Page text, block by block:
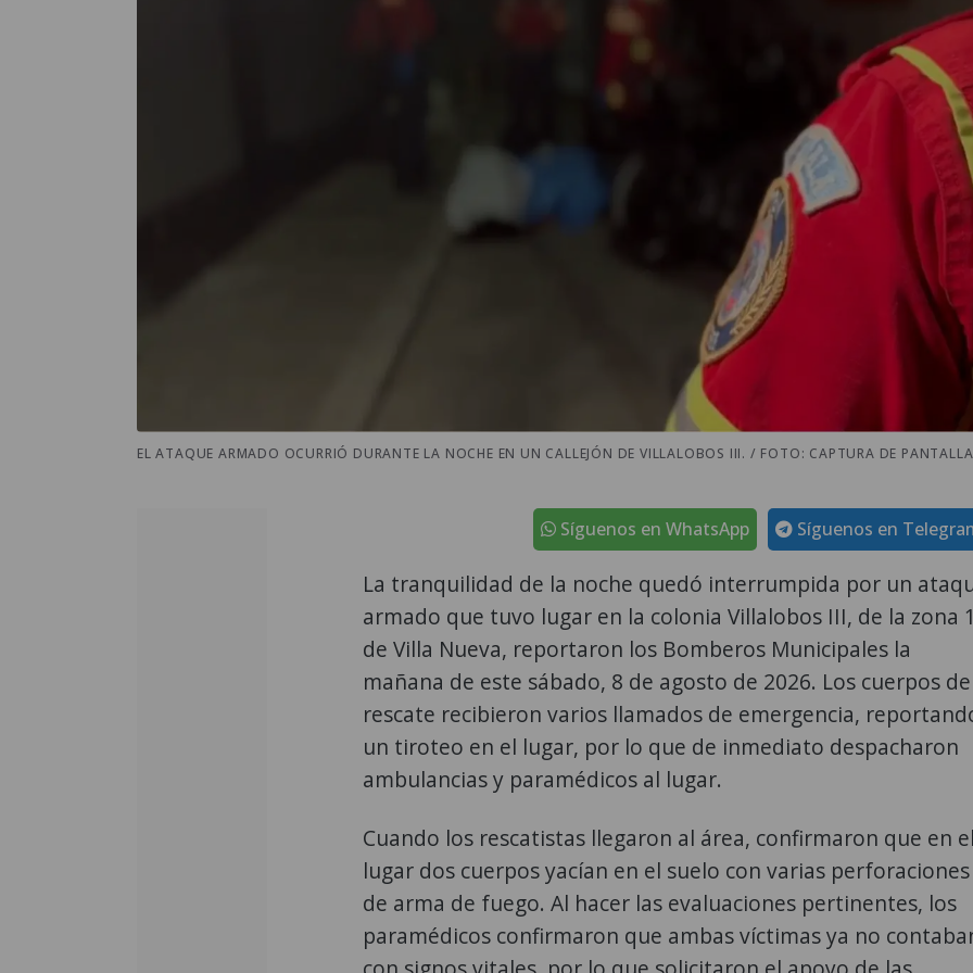
EL ATAQUE ARMADO OCURRIÓ DURANTE LA NOCHE EN UN CALLEJÓN DE VILLALOBOS III. / FOTO: CAPTURA DE
Síguenos en
Síguenos en WhatsApp
La tranquilidad de la noche quedó interrumpida por un
armado que tuvo lugar en la colonia Villalobos III, de la zona
de Villa Nueva, reportaron los Bomberos Municipales la
mañana de este sábado, 8 de agosto de 2026. Los cuerpos de
rescate recibieron varios llamados de emergencia,
un tiroteo en el lugar, por lo que de inmediato despacharon
ambulancias y paramédicos al lugar.
Cuando los rescatistas llegaron al área, confirmaron que en
lugar dos cuerpos yacían en el suelo con varias perforaciones
de arma de fuego. Al hacer las evaluaciones pertinentes, los
paramédicos confirmaron que ambas víctimas ya no